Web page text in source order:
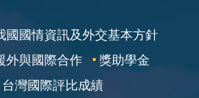
國國情資訊及外交基本方針
外與國際合作
獎助學金
台灣國際評比成績